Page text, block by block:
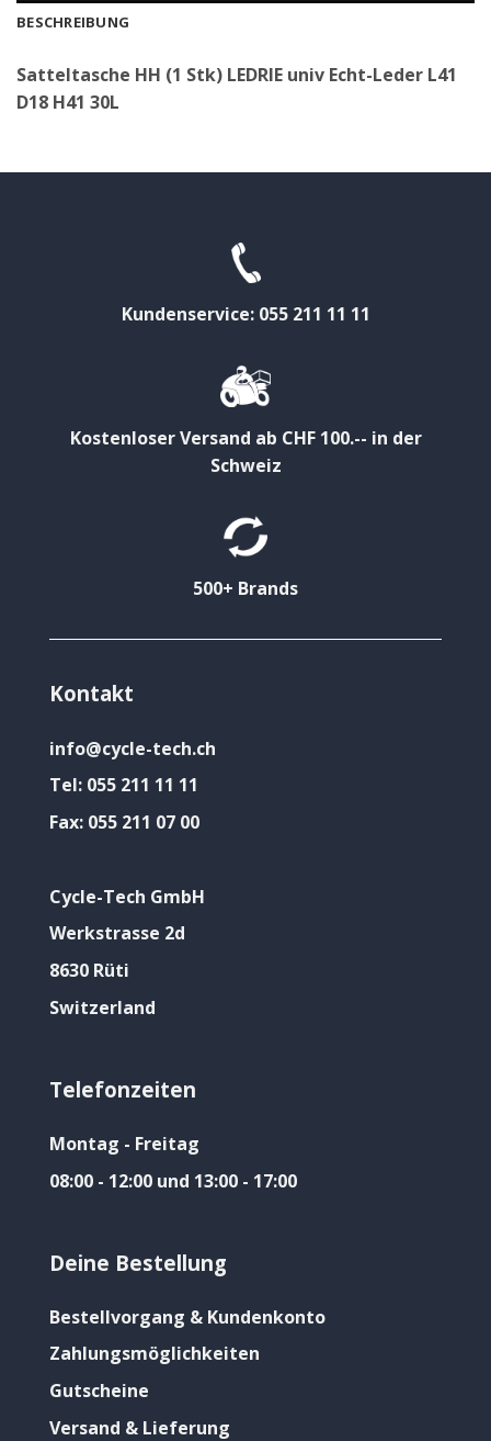
BESCHREIBUNG
Satteltasche HH (1 Stk) LEDRIE univ Echt-Leder L41
D18 H41 30L
Kundenservice: 055 211 11 11
Kostenloser Versand ab CHF 100.-- in der
Schweiz
500+ Brands
Kontakt
info@cycle-tech.ch
Tel: 055 211 11 11
Fax: 055 211 07 00
Cycle-Tech GmbH
Werkstrasse 2d
8630 Rüti
Switzerland
Telefonzeiten
Montag - Freitag
08:00 - 12:00 und 13:00 - 17:00
Deine Bestellung
Bestellvorgang & Kundenkonto
Zahlungsmöglichkeiten
Gutscheine
Versand & Lieferung